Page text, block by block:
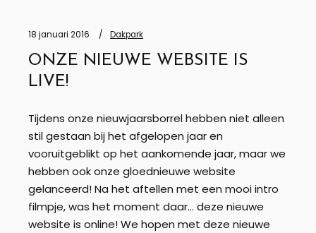
18 januari 2016 Dakpark
ONZE NIEUWE WEBSITE IS
LIVE!
Tijdens onze nieuwjaarsborrel hebben niet alleen
stil gestaan bij het afgelopen jaar en
vooruitgeblikt op het aankomende jaar, maar we
hebben ook onze gloednieuwe website
gelanceerd! Na het aftellen met een mooi intro
filmpje, was het moment daar… deze nieuwe
website is online! We hopen met deze nieuwe